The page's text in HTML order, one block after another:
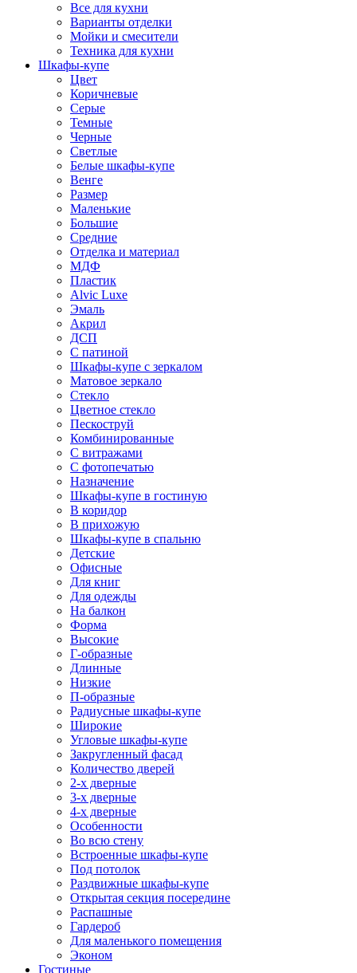
Все для кухни
Варианты отделки
Мойки и смесители
Техника для кухни
Шкафы-купе
Цвет
Коричневые
Серые
Темные
Черные
Светлые
Белые шкафы-купе
Венге
Размер
Маленькие
Большие
Средние
Отделка и материал
МДФ
Пластик
Alvic Luxe
Эмаль
Акрил
ДСП
С патиной
Шкафы-купе с зеркалом
Матовое зеркало
Стекло
Цветное стекло
Пескоструй
Комбинированные
С витражами
С фотопечатью
Назначение
Шкафы-купе в гостиную
В коридор
В прихожую
Шкафы-купе в спальню
Детские
Офисные
Для книг
Для одежды
На балкон
Форма
Высокие
Г-образные
Длинные
Низкие
П-образные
Радиусные шкафы-купе
Широкие
Угловые шкафы-купе
Закругленный фасад
Количество дверей
2-х дверные
3-х дверные
4-х дверные
Особенности
Во всю стену
Встроенные шкафы-купе
Под потолок
Раздвижные шкафы-купе
Открытая секция посередине
Распашные
Гардероб
Для маленького помещения
Эконом
Гостиные